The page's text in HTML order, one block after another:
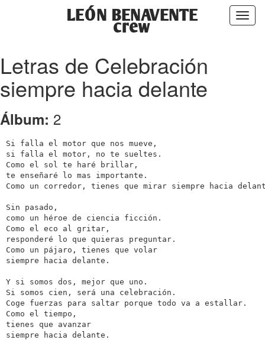
LEÓN BENAVENTE
crew
Letras de Celebración
siempre hacia delante
Álbum: 2
Si falla el motor que nos mueve,
si falla el motor, no te sueltes.
Como el sol te haré brillar,
te enseñaré lo mas importante.
Como un corredor, tienes que mirar siempre hacia
Sin pasado,
como un héroe de ciencia ficción.
Como el eco al gritar,
responderé lo que quieras preguntar.
Como un pájaro, tienes que volar
siempre hacia delante.
Y si somos dos, mejor que uno.
Si somos cien, será una celebración.
Coge fuerzas para saltar porque todo va a estallar.
Como el tiempo,
tienes que avanzar
siempre hacia delante.